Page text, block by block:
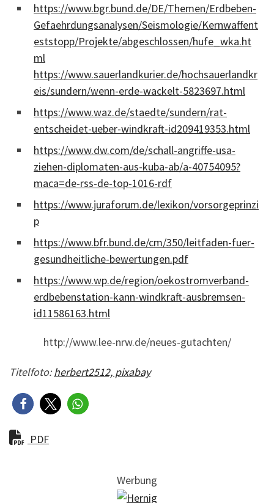
https://www.bgr.bund.de/DE/Themen/Erdbeben-
Gefaehrdungsanalysen/Seismologie/Kernwaffent
eststopp/Projekte/abgeschlossen/hufe_wka.ht
ml
https://www.sauerlandkurier.de/hochsauerlandkr
eis/sundern/wenn-erde-wackelt-5823697.html
https://www.waz.de/staedte/sundern/rat-
entscheidet-ueber-windkraft-id209419353.html
https://www.dw.com/de/schall-angriffe-usa-
ziehen-diplomaten-aus-kuba-ab/a-40754095?
maca=de-rss-de-top-1016-rdf
https://www.juraforum.de/lexikon/vorsorgeprinzi
p
https://www.bfr.bund.de/cm/350/leitfaden-fuer-
gesundheitliche-bewertungen.pdf
https://www.wp.de/region/oekostromverband-
erdbebenstation-kann-windkraft-ausbremsen-
id11586163.html
http://www.lee-nrw.de/neues-gutachten/
Titelfoto:herbert2512, pixabay
PDF
Werbung